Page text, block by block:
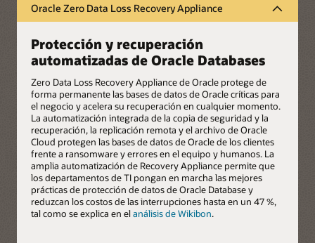
Oracle Zero Data Loss Recovery Appliance
Protección y recuperación
automatizadas de Oracle Databases
Zero Data Loss Recovery Appliance de Oracle protege de
forma permanente las bases de datos de Oracle críticas para
el negocio y acelera su recuperación en cualquier momento.
La automatización integrada de la copia de seguridad y la
recuperación, la replicación remota y el archivo de Oracle
Cloud protegen las bases de datos de Oracle de los clientes
frente a ransomware y errores en el equipo y humanos. La
amplia automatización de Recovery Appliance permite que
los departamentos de TI pongan en marcha las mejores
prácticas de protección de datos de Oracle Database y
reduzcan los costos de las interrupciones hasta en un 47 %,
tal como se explica en elanálisis de Wikibon.